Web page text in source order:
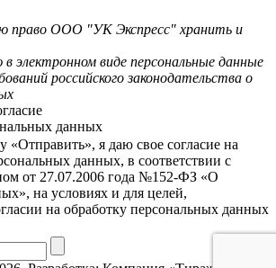
право ООО "УК Экспресс" хранить и
электронном виде персональные данные
российского законодательства о
данных
я даю свое согласие на
данных, в соответствии с
от 27.07.2006 года №152-ФЗ «О
на условиях и для целей,
на обработку персональных данных